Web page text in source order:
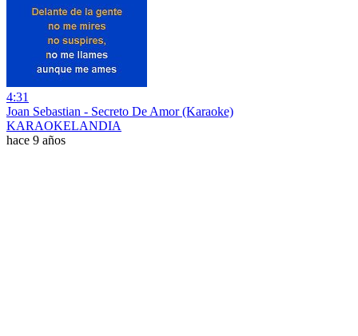
4:31
Joan Sebastian - Secreto De Amor (Karaoke)
KARAOKELANDIA
hace 9 años